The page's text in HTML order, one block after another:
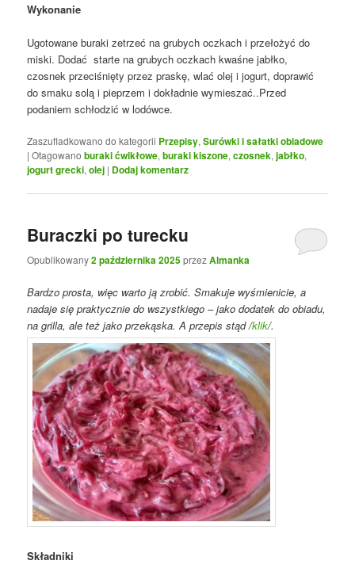
Wykonanie
Ugotowane buraki zetrzeć na grubych oczkach i przełożyć do
miski. Dodać starte na grubych oczkach kwaśne jabłko,
czosnek przeciśnięty przez praskę, wlać olej i jogurt, doprawić
do smaku solą i pieprzem i dokładnie wymieszać..Przed
podaniem schłodzić w lodówce.
Zaszufladkowano do kategorii Przepisy,Surówki i sałatki obiadowe
|Otagowano buraki ćwikłowe,buraki kiszone,czosnek,jabłko,
jogurt grecki,olej | Dodaj komentarz
Buraczki po turecku
Opublikowany2 października 2025przezAlmanka
Bardzo prosta, więc warto ją zrobić. Smakuje wyśmienicie, a
nadaje się praktycznie do wszystkiego – jako dodatek do obiadu,
na grilla, ale też jako przekąska. A przepis stąd /klik/.
Składniki